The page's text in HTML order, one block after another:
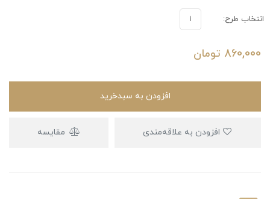
انتخاب طرح: ۱
860,000 تومان
افزودن به سبدخرید
مقایسه